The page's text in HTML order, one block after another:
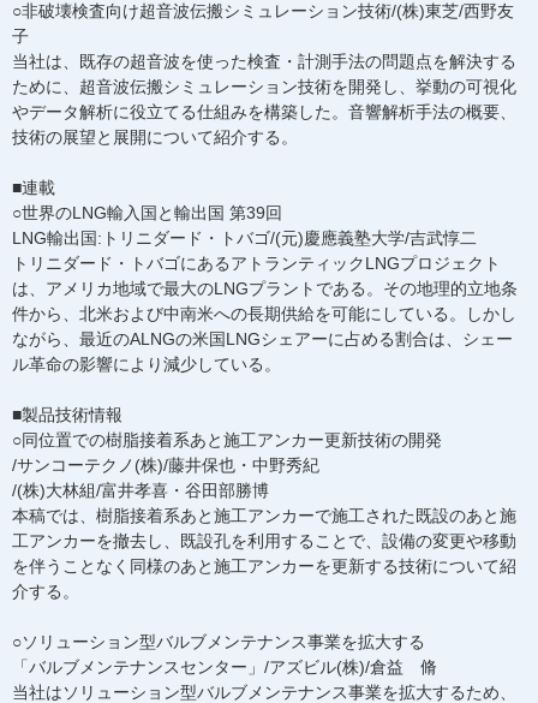
○非破壊検査向け超音波伝搬シミュレーション技術/(株)東芝/西野友
子
当社は、既存の超音波を使った検査・計測手法の問題点を解決する
ために、超音波伝搬シミュレーション技術を開発し、挙動の可視化
やデータ解析に役立てる仕組みを構築した。音響解析手法の概要、
技術の展望と展開について紹介する。
■連載
○世界のLNG輸入国と輸出国 第39回
LNG輸出国:トリニダード・トバゴ/(元)慶應義塾大学/吉武惇二
トリニダード・トバゴにあるアトランティックLNGプロジェクト
は、アメリカ地域で最大のLNGプラントである。その地理的立地条
件から、北米および中南米への長期供給を可能にしている。しかし
ながら、最近のALNGの米国LNGシェアーに占める割合は、シェー
ル革命の影響により減少している。
■製品技術情報
○同位置での樹脂接着系あと施工アンカー更新技術の開発
/サンコーテクノ(株)/藤井保也・中野秀紀
/(株)大林組/富井孝喜・谷田部勝博
本稿では、樹脂接着系あと施工アンカーで施工された既設のあと施
工アンカーを撤去し、既設孔を利用することで、設備の変更や移動
を伴うことなく同様のあと施工アンカーを更新する技術について紹
介する。
○ソリューション型バルブメンテナンス事業を拡大する
「バルブメンテナンスセンター」/アズビル(株)/倉益 脩
当社はソリューション型バルブメンテナンス事業を拡大するため、